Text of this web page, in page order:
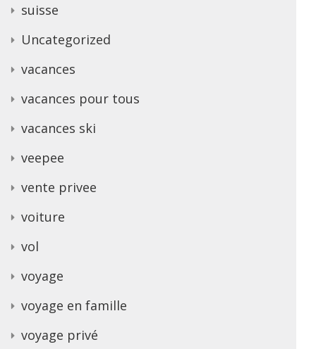
suisse
Uncategorized
vacances
vacances pour tous
vacances ski
veepee
vente privee
voiture
vol
voyage
voyage en famille
voyage privé